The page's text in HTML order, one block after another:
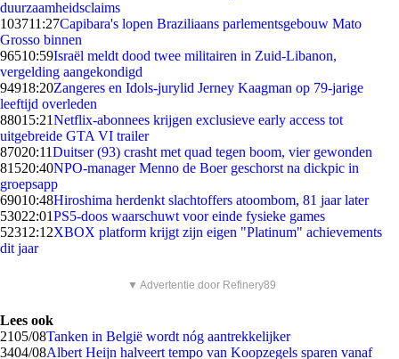
duurzaamheidsclaims
103711:27Capibara's lopen Braziliaans parlementsgebouw Mato
Grosso binnen
96510:59Israël meldt dood twee militairen in Zuid-Libanon,
vergelding aangekondigd
94918:20Zangeres en Idols-jurylid Jerney Kaagman op 79-jarige
leeftijd overleden
88015:21Netflix-abonnees krijgen exclusieve early access tot
uitgebreide GTA VI trailer
87020:11Duitser (93) crasht met quad tegen boom, vier gewonden
81520:40NPO-manager Menno de Boer geschorst na dickpic in
groepsapp
69010:48Hiroshima herdenkt slachtoffers atoombom, 81 jaar later
53022:01PS5-doos waarschuwt voor einde fysieke games
52312:12XBOX platform krijgt zijn eigen "Platinum" achievements
dit jaar
▼ Advertentie door Refinery89
Lees ook
2105/08Tanken in België wordt nóg aantrekkelijker
3404/08Albert Heijn halveert tempo van Koopzegels sparen vanaf